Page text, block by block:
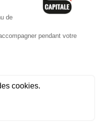
-CGV-Politique de